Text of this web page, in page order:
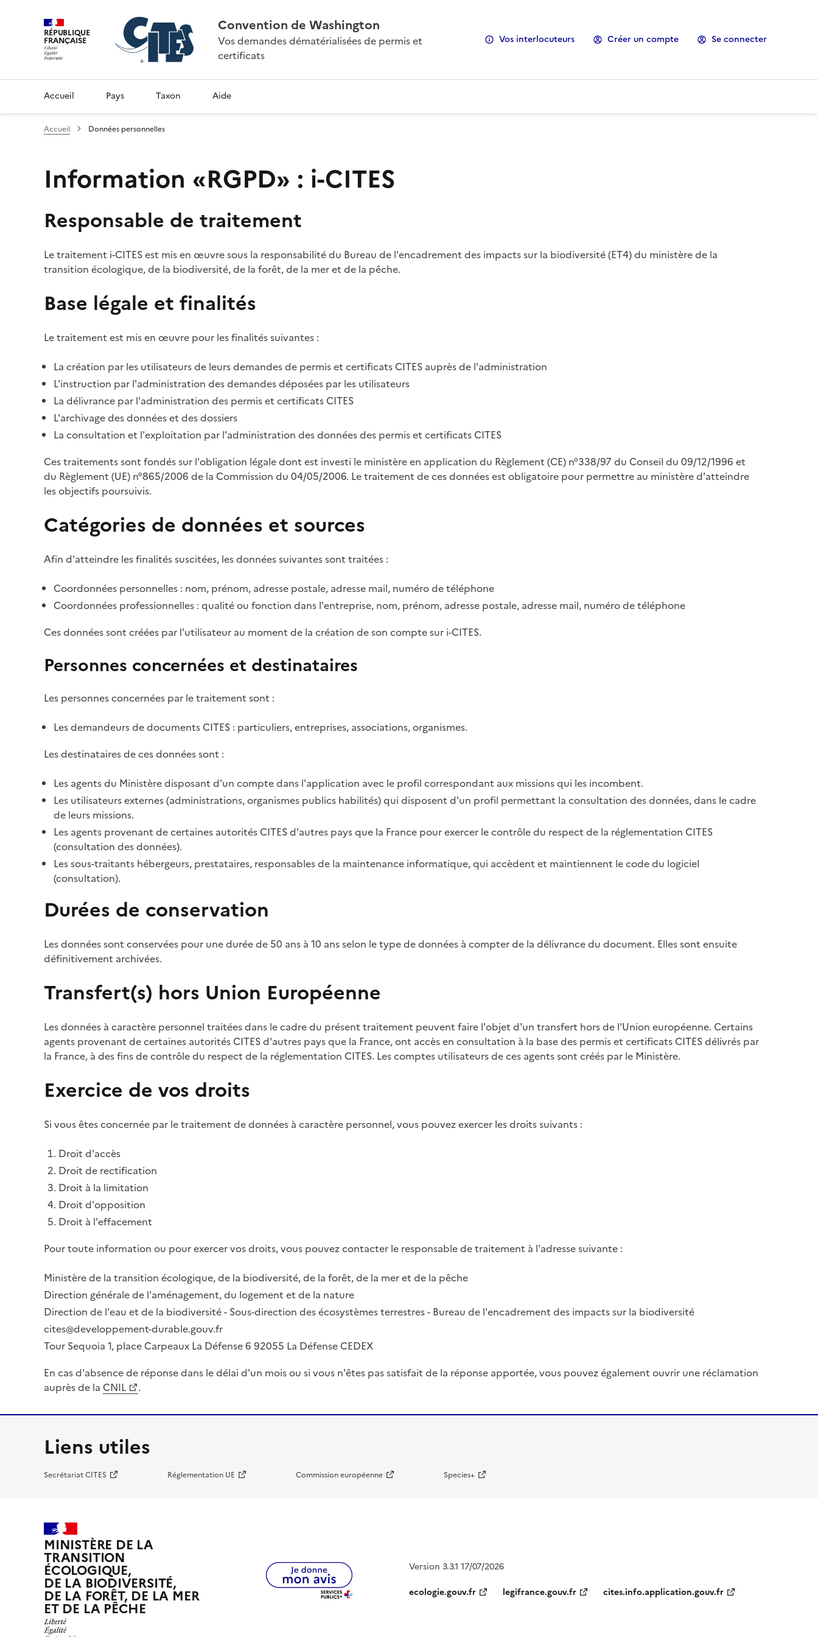
RÉPUBLIQUE
FRANÇAISE
Convention de Washington
Vos demandes dématérialisées de permis et
certificats
Vos interlocuteurs Créer un compte Se connecter
Accueil Pays Taxon Aide
Accueil Données personnelles
Information «RGPD» : i-CITES
Responsable de traitement
Le traitement i-CITES est mis en œuvre sous la responsabilité du Bureau de l'encadrement des impacts sur la biodiversité (ET4) du ministère de la
transition écologique, de la biodiversité, de la forêt, de la mer et de la pêche.
Base légale et finalités
Le traitement est mis en œuvre pour les finalités suivantes :
La création par les utilisateurs de leurs demandes de permis et certificats CITES auprès de l'administration
L'instruction par l'administration des demandes déposées par les utilisateurs
La délivrance par l'administration des permis et certificats CITES
L'archivage des données et des dossiers
La consultation et l'exploitation par l'administration des données des permis et certificats CITES
Ces traitements sont fondés sur l'obligation légale dont est investi le ministère en application du Règlement (CE) n°338/97 du Conseil du 09/12/1996 et
du Règlement (UE) n°865/2006 de la Commission du 04/05/2006. Le traitement de ces données est obligatoire pour permettre au ministère d'atteindre
les objectifs poursuivis.
Catégories de données et sources
Afin d'atteindre les finalités suscitées, les données suivantes sont traitées :
Coordonnées personnelles : nom, prénom, adresse postale, adresse mail, numéro de téléphone
Coordonnées professionnelles : qualité ou fonction dans l'entreprise, nom, prénom, adresse postale, adresse mail, numéro de téléphone
Ces données sont créées par l'utilisateur au moment de la création de son compte sur i-CITES.
Personnes concernées et destinataires
Les personnes concernées par le traitement sont :
Les demandeurs de documents CITES : particuliers, entreprises, associations, organismes.
Les destinataires de ces données sont :
Les agents du Ministère disposant d'un compte dans l'application avec le profil correspondant aux missions qui les incombent.
Les utilisateurs externes (administrations, organismes publics habilités) qui disposent d'un profil permettant la consultation des données, dans le cadre
de leurs missions.
Les agents provenant de certaines autorités CITES d'autres pays que la France pour exercer le contrôle du respect de la réglementation CITES
(consultation des données).
Les sous-traitants hébergeurs, prestataires, responsables de la maintenance informatique, qui accèdent et maintiennent le code du logiciel
(consultation).
Durées de conservation
Les données sont conservées pour une durée de 50 ans à 10 ans selon le type de données à compter de la délivrance du document. Elles sont ensuite
définitivement archivées.
Transfert(s) hors Union Européenne
Les données à caractère personnel traitées dans le cadre du présent traitement peuvent faire l'objet d'un transfert hors de l'Union européenne. Certains
agents provenant de certaines autorités CITES d'autres pays que la France, ont accès en consultation à la base des permis et certificats CITES délivrés par
la France, à des fins de contrôle du respect de la réglementation CITES. Les comptes utilisateurs de ces agents sont créés par le Ministère.
Exercice de vos droits
Si vous êtes concernée par le traitement de données à caractère personnel, vous pouvez exercer les droits suivants :
Droit d'accès
Droit de rectification
Droit à la limitation
Droit d'opposition
Droit à l'effacement
Pour toute information ou pour exercer vos droits, vous pouvez contacter le responsable de traitement à l'adresse suivante :
Ministère de la transition écologique, de la biodiversité, de la forêt, de la mer et de la pêche
Direction générale de l'aménagement, du logement et de la nature
Direction de l'eau et de la biodiversité - Sous-direction des écosystèmes terrestres - Bureau de l'encadrement des impacts sur la biodiversité
cites@developpement-durable.gouv.fr
Tour Sequoia 1, place Carpeaux La Défense 6 92055 La Défense CEDEX
En cas d'absence de réponse dans le délai d'un mois ou si vous n'êtes pas satisfait de la réponse apportée, vous pouvez également ouvrir une réclamation
auprès de la CNIL .
Liens utiles
Secrétariat CITES Réglementation UE Commission européenne Species+
MINISTÈRE DE LA
TRANSITION
ÉCOLOGIQUE,
DE LA BIODIVERSITÉ,
DE LA FORÊT, DE LA MER
ET DE LA PÊCHE
Version 3.3.1 17/07/2026
ecologie.gouv.fr
legifrance.gouv.fr cites.info.application.gouv.fr